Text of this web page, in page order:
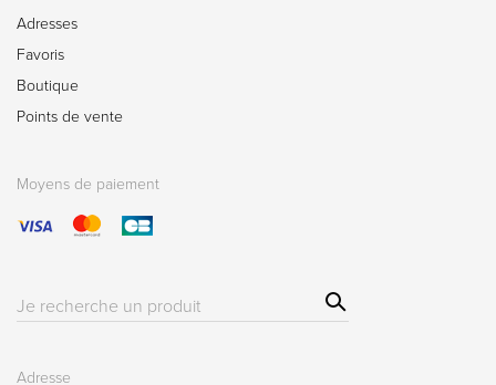
Adresses
Favoris
Boutique
Points de vente
Moyens de paiement
Résultat(s)
Sear
ch
Adresse